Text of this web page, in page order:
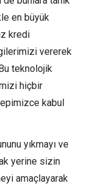
en büyük
kredi
vererek
teknolojik
hiçbir
kabul
yıkmayı ve
yerine sizin
amaçlayarak